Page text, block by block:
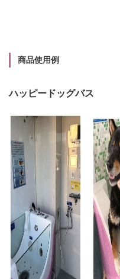
商品使用例
ハッピードッグバス